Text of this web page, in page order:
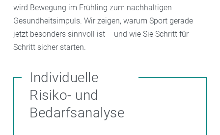
wird Bewegung im Frühling zum nachhaltigen
Gesundheitsimpuls. Wir zeigen, warum Sport gerade
jetzt besonders sinnvoll ist – und wie Sie Schritt für
Schritt sicher starten.
Individuelle
Risiko- und
Bedarfsanalyse